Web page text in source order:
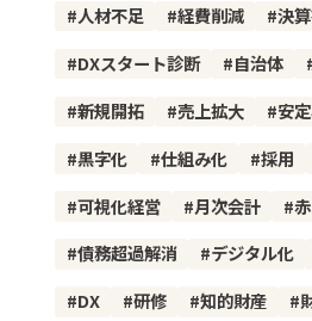
人材不足
経費削減
決
DXスタート診断
自治体
新規開拓
売上拡大 安
黒字化
仕組み化 採用
可視化経営
月次会計
債務超過解消
デジタル化
DX
研修 知的財産